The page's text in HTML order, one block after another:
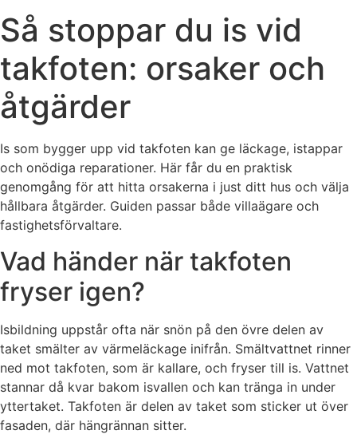
Så stoppar du is vid
takfoten: orsaker och
åtgärder
Is som bygger upp vid takfoten kan ge läckage, istappar
och onödiga reparationer. Här får du en praktisk
genomgång för att hitta orsakerna i just ditt hus och välja
hållbara åtgärder. Guiden passar både villaägare och
fastighetsförvaltare.
Vad händer när takfoten
fryser igen?
Isbildning uppstår ofta när snön på den övre delen av
taket smälter av värmeläckage inifrån. Smältvattnet rinner
ned mot takfoten, som är kallare, och fryser till is. Vattnet
stannar då kvar bakom isvallen och kan tränga in under
yttertaket. Takfoten är delen av taket som sticker ut över
fasaden, där hängrännan sitter.